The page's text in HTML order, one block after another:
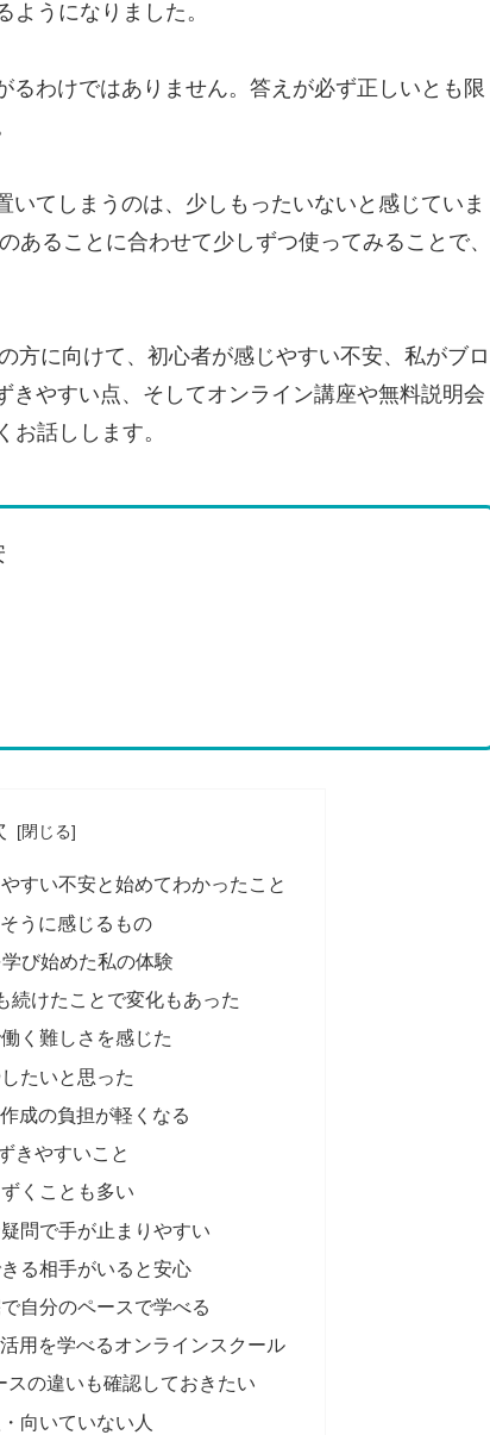
うになりました。
わけではありません。答えが必ず正しいとも限
てしまうのは、少しもったいないと感じていま
ることに合わせて少しずつ使ってみることで、
方に向けて、初心者が感じやすい不安、私がブロ
やすい点、そしてオンライン講座や無料説明会
話しします。
すい不安と始めてわかったこと
うに感じるもの
び始めた私の体験
続けたことで変化もあった
く難しさを感じた
たいと思った
成の負担が軽くなる
きやすいこと
くことも多い
問で手が止まりやすい
る相手がいると安心
自分のペースで学べる
用を学べるオンラインスクール
スの違いも確認しておきたい
向いていない人